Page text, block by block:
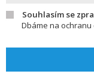
Souhlasím se
Dbáme na